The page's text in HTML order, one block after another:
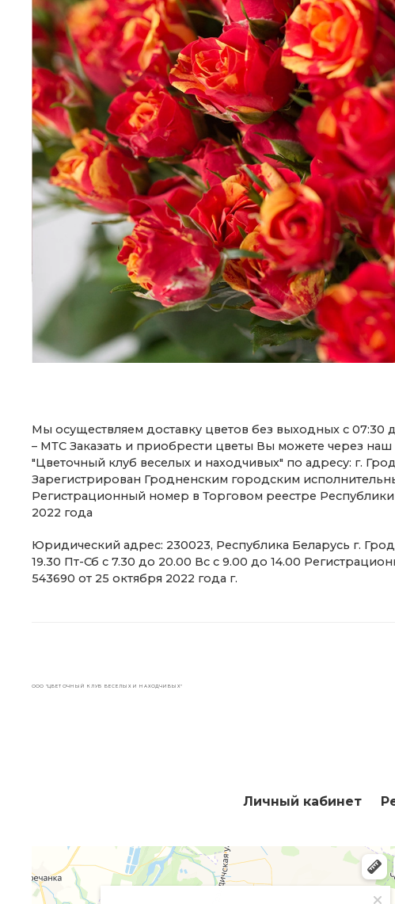
Мы осуществляем доставку цветов без выходных с 07:30
– МТС Заказать и приобрести цветы Вы можете через
"Цветочный клуб веселых и находчивых" по адресу: г.
Зарегистрирован Гродненским городским
Регистрационный номер в Торговом реестре
2022 года
Юридический адрес: 230023, Республика Беларусь г.
19.30 Пт-Сб с 7.30 до 20.00 Вс с 9.00 до 14.00
543690 от 25 октября 2022 года г.
ООО "ЦВЕТОЧНЫЙ КЛУБ ВЕСЕЛЫХ И НАХОДЧИВЫХ"
Личный кабинет